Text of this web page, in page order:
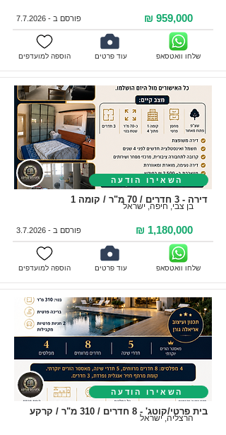
959,000 ₪ פורסם ב - 7.7.2026
הוספה למועדפים שלחו וואטסאפ עוד פרטים
השאירו הודעה
דירה - 3 חדרים / 70 מ"ר / קומה 1
בן צבי, חיפה, ישראל
1,180,000 ₪ פורסם ב - 3.7.2026
הוספה למועדפים שלחו וואטסאפ עוד פרטים
השאירו הודעה
בית פרטי/קוטג' - 8 חדרים / 310 מ"ר / קרקע
הרצליה, ישראל